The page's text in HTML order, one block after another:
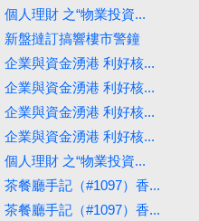
個人理財 之“物業投資...
新盤撻訂搞響樓市警鐘
企業與資金湧港 利好核...
企業與資金湧港 利好核...
企業與資金湧港 利好核...
企業與資金湧港 利好核...
個人理財 之“物業投資...
茶餐廳手記（#1097）香...
茶餐廳手記（#1097）香...